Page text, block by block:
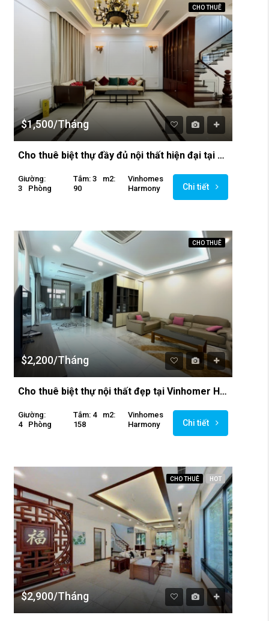
CHO THUÊ
$1,500/Tháng
Cho thuê biệt thự đầy đủ nội thất hiện đại tại Vinhomes Harmony
Giường:
3
Phòng
Tắm: 3
M2:
90
Vinhomes
Harmony
Chi tiết
CHO THUÊ
$2,200/Tháng
Cho thuê biệt thự nội thất đẹp tại Vinhomer Harmony
Giường:
4
Phòng
Tắm: 4
M2:
158
Vinhomes
Harmony
Chi tiết
CHO THUÊ HOT
$2,900/Tháng